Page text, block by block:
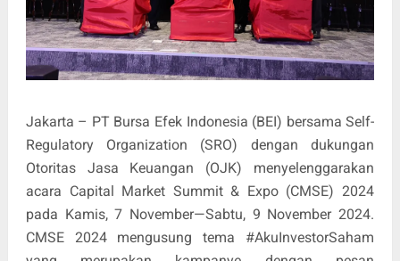
Jakarta – PT Bursa Efek Indonesia (BEI) bersama Self-
Regulatory Organization (SRO) dengan dukungan
Otoritas Jasa Keuangan (OJK) menyelenggarakan
acara Capital Market Summit & Expo (CMSE) 2024
pada Kamis, 7 November—Sabtu, 9 November 2024.
CMSE 2024 mengusung tema #AkuInvestorSaham